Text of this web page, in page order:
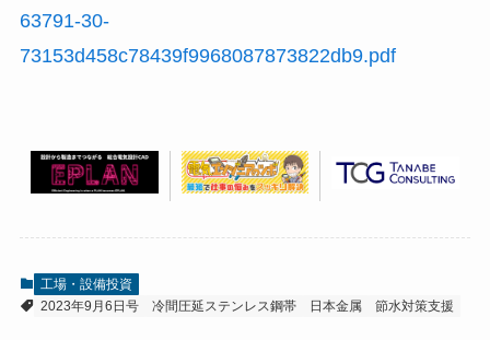
63791-30-
73153d458c78439f9968087873822db9.pdf
工場・設備投資
2023年9月6日号
冷間圧延ステンレス鋼帯 日本金属 節水対策支援